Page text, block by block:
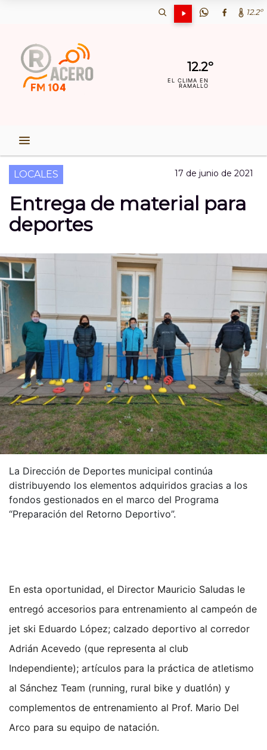
12.2º
12.2º
EL CLIMA EN
RAMALLO
LOCALES 17 de junio de 2021
Entrega de material para
deportes
La Dirección de Deportes municipal continúa
distribuyendo los elementos adquiridos gracias a los
fondos gestionados en el marco del Programa
“Preparación del Retorno Deportivo”.
En esta oportunidad, el Director Mauricio Saludas le
entregó accesorios para entrenamiento al campeón de
jet ski Eduardo López; calzado deportivo al corredor
Adrián Acevedo (que representa al club
Independiente); artículos para la práctica de atletismo
al Sánchez Team (running, rural bike y duatlón) y
complementos de entrenamiento al Prof. Mario Del
Arco para su equipo de natación.